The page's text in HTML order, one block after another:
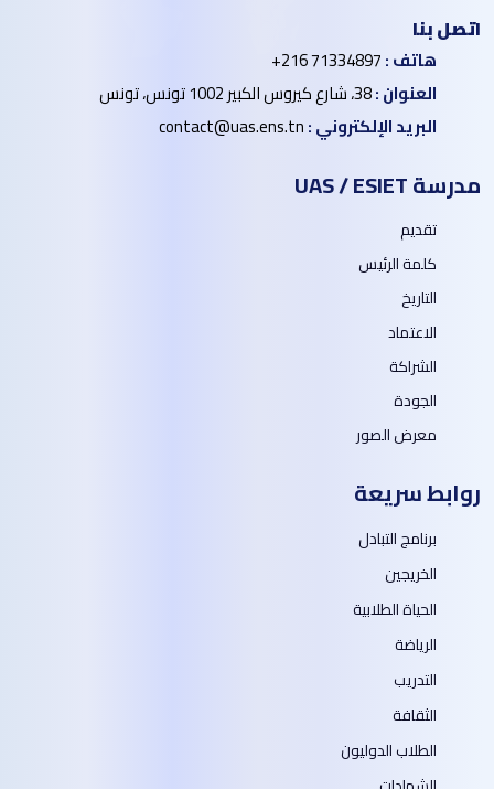
اتصل بنا
هاتف :+216 71334897
العنوان :
البريد الإلكتروني :
مدرسة UAS / ESIET
تقديم
كلمة الرئيس
التاريخ
الاعتماد
الشراكة
الجودة
معرض الصور
روابط سريعة
برنامج التبادل
الخريجين
الحياة الطلابية
الرياضة
التدريب
الثقافة
الطلاب الدوليون